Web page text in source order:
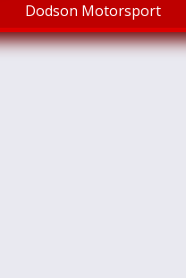
Dodson Motorsport